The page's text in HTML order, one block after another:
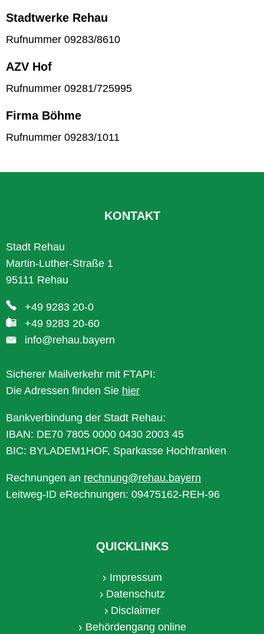
Stadtwerke Rehau
Rufnummer 09283/8610
AZV Hof
Rufnummer 09281/725995
Firma Böhme
Rufnummer 09283/1011
KONTAKT
Stadt Rehau
Martin-Luther-Straße 1
95111 Rehau
+49 9283 20-0
+49 9283 20-60
info@rehau.bayern
Sicherer Mailverkehr mit FTAPI:
Die Adressen finden Sie hier
Bankverbindung der Stadt Rehau:
IBAN: DE70 7805 0000 0430 2003 45
BIC: BYLADEM1HOF, Sparkasse Hochfranken
Rechnungen an rechnung@rehau.bayern
Leitweg-ID eRechnungen: 09475162-REH-96
QUICKLINKS
Impressum
Datenschutz
Disclaimer
Behördengang online